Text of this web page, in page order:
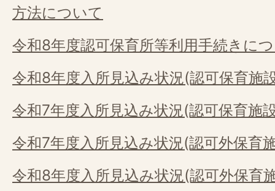
方法について
令和8年度認可保育所等利用手続きに
令和8年度入所見込み状況(認可保育施
令和7年度入所見込み状況(認可保育施
令和7年度入所見込み状況(認可外保育
令和8年度入所見込み状況(認可外保育